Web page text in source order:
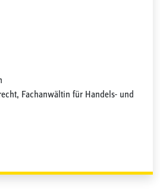
Fachanwältin für Handels- und